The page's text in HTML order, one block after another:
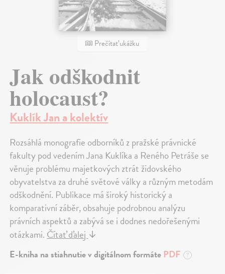
Prečítať ukážku
Jak odškodnit
holocaust?
Kuklík Jan a kolektív
Rozsáhlá monografie odborníků z pražské právnické
fakulty pod vedením Jana Kuklíka a Reného Petráše se
věnuje problému majetkových ztrát židovského
obyvatelstva za druhé světové války a různým metodám
odškodnění. Publikace má široký historický a
komparativní záběr, obsahuje podrobnou analýzu
právních aspektů a zabývá se i dodnes nedořešenými
otázkami. Čítať ďalej ↓
E-kniha na stiahnutie v digitálnom formátePDF ?